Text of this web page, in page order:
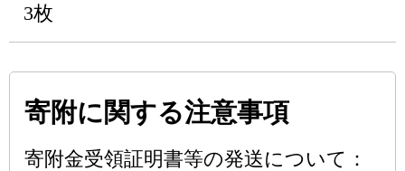
3枚
寄附に関する注意事項
寄附金受領証明書等の発送について：